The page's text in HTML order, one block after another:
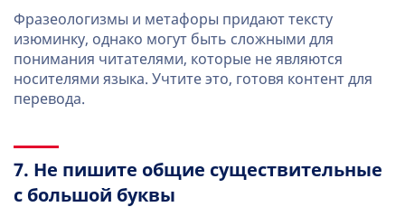
Фразеологизмы и метафоры придают тексту
изюминку, однако могут быть сложными для
понимания читателями, которые не являются
носителями языка. Учтите это, готовя контент для
перевода.
7. Не пишите общие существительные
с большой буквы